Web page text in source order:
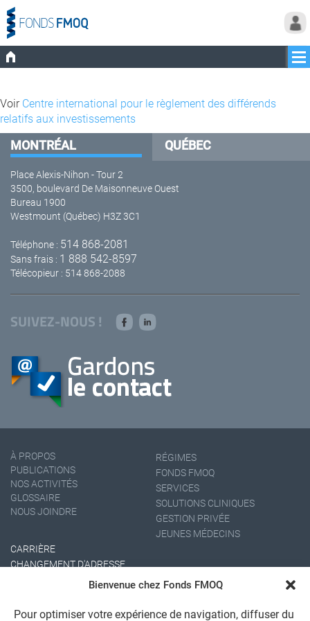
Bienvenue chez Fonds FMOQ
Pour optimiser votre expérience de navigation, diffuser du
VoirCentre international pour le règlement des différends
relatifs aux investissements
MONTRÉAL QUÉBEC
Place Alexis-Nihon - Tour 2
3500, boulevard De Maisonneuve Ouest
Bureau 1900
Westmount (Québec) H3Z 3C1
Téléphone : 514 868-2081
Sans frais : 1 888 542-8597
Télécopieur : 514 868-2088
SUIVEZ-NOUS !
À PROPOS
PUBLICATIONS
NOS ACTIVITÉS
GLOSSAIRE
NOUS JOINDRE
RÉGIMES
FONDS FMOQ
SERVICES
SOLUTIONS CLINIQUES
GESTION PRIVÉE
JEUNES MÉDECINS
CARRIÈRE
CHANGEMENT D'ADRESSE